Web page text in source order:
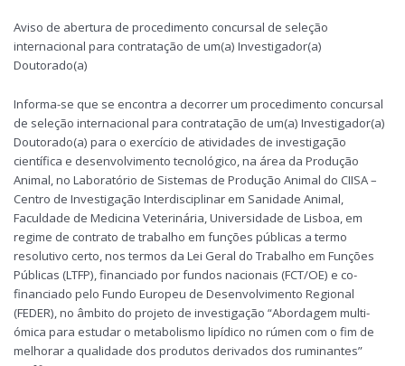
Aviso de abertura de procedimento concursal de seleção
internacional para contratação de um(a) Investigador(a)
Doutorado(a)
Informa-se que se encontra a decorrer um procedimento concursal
de seleção internacional para contratação de um(a) Investigador(a)
Doutorado(a) para o exercício de atividades de investigação
científica e desenvolvimento tecnológico, na área da Produção
Animal, no Laboratório de Sistemas de Produção Animal do CIISA –
Centro de Investigação Interdisciplinar em Sanidade Animal,
Faculdade de Medicina Veterinária, Universidade de Lisboa, em
regime de contrato de trabalho em funções públicas a termo
resolutivo certo, nos termos da Lei Geral do Trabalho em Funções
Públicas (LTFP), financiado por fundos nacionais (FCT/OE) e co-
financiado pelo Fundo Europeu de Desenvolvimento Regional
(FEDER), no âmbito do projeto de investigação “Abordagem multi-
ómica para estudar o metabolismo lipídico no rúmen com o fim de
melhorar a qualidade dos produtos derivados dos ruminantes”